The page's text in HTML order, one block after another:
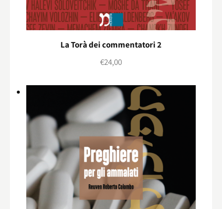
La Torà dei commentatori 2
€24,00